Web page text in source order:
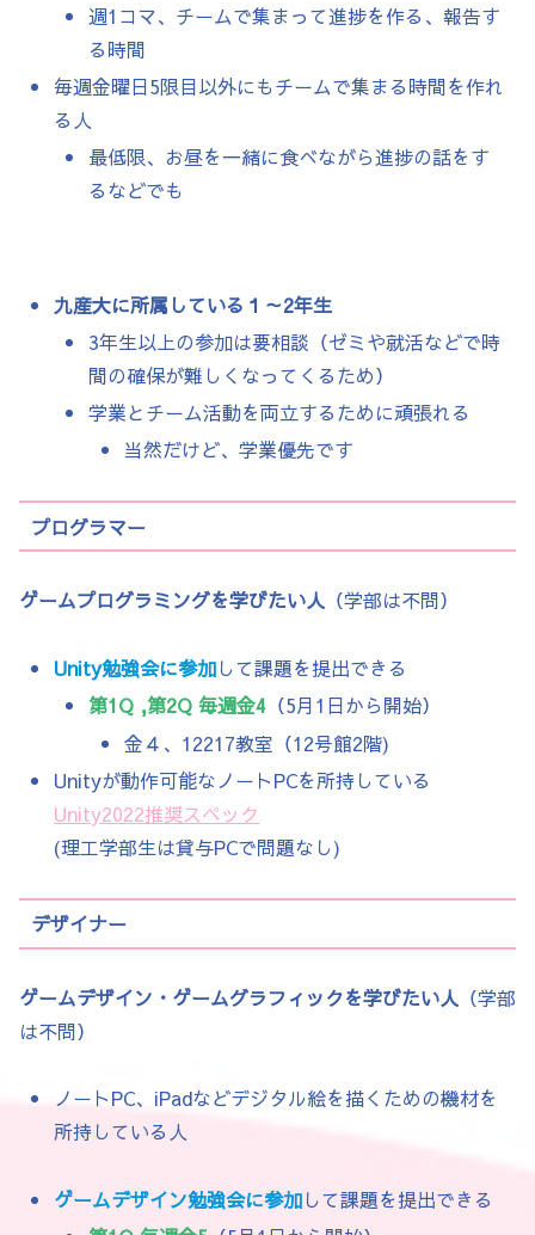
週1コマ、チームで集まって進捗を作る、報告す
る時間
毎週金曜日5限目以外にもチームで集まる時間を作れ
る人
最低限、お昼を一緒に食べながら進捗の話をす
るなどでも
九産大に所属している１～2年生
3年生以上の参加は要相談（ゼミや就活などで時
間の確保が難しくなってくるため）
学業とチーム活動を両立するために頑張れる
当然だけど、学業優先です
プログラマー
ゲームプログラミングを学びたい人 （学部は不問）
Unity勉強会に参加して課題を提出できる
第1Q ,第2Q 毎週金4 （5月1日から開始）
金４、12217教室（12号館2階)
Unityが動作可能なノートPCを所持している
Unity2022推奨スペック
(理工学部生は貸与PCで問題なし)
デザイナー
ゲームデザイン・ゲームグラフィックを学びたい人 （学部
は不問）
ノートPC、iPadなどデジタル絵を描くための機材を
所持している人
ゲームデザイン勉強会に参加して課題を提出できる